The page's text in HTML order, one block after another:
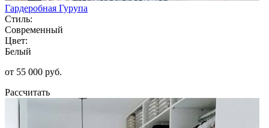
Гардеробная Гурупа
Стиль:
Современный
Цвет:
Белый
от 55 000 руб.
Рассчитать